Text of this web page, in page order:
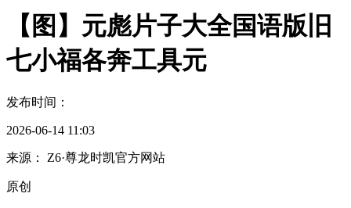
【图】元彪片子大全国语版旧
七小福各奔工具元
发布时间：
2026-06-14 11:03
来源： Z6·尊龙时凯官方网站
原创